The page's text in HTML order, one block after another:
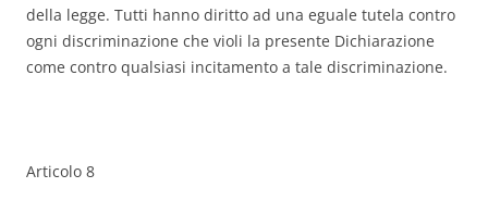
della legge. Tutti hanno diritto ad una eguale tutela contro
ogni discriminazione che violi la presente Dichiarazione
come contro qualsiasi incitamento a tale discriminazione.
Articolo 8